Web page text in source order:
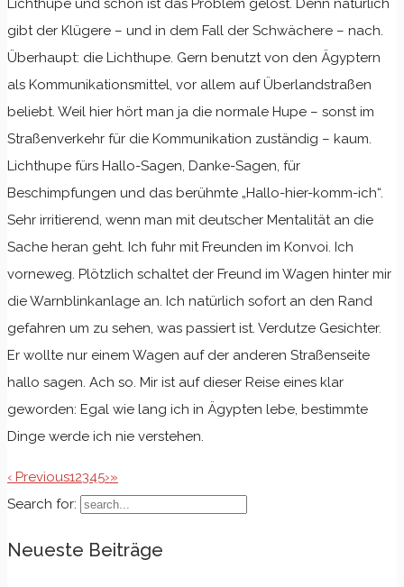
gibt der Klügere – und in dem Fall der Schwächere – nach.
Überhaupt: die Lichthupe. Gern benutzt von den Ägyptern
als Kommunikationsmittel, vor allem auf Überlandstraßen
beliebt. Weil hier hört man ja die normale Hupe – sonst im
Straßenverkehr für die Kommunikation zuständig – kaum.
Lichthupe fürs Hallo-Sagen, Danke-Sagen, für
Beschimpfungen und das berühmte „Hallo-hier-komm-ich“.
Sehr irritierend, wenn man mit deutscher Mentalität an die
Sache heran geht. Ich fuhr mit Freunden im Konvoi. Ich
vorneweg. Plötzlich schaltet der Freund im Wagen hinter mir
die Warnblinkanlage an. Ich natürlich sofort an den Rand
gefahren um zu sehen, was passiert ist. Verdutze Gesichter.
Er wollte nur einem Wagen auf der anderen Straßenseite
hallo sagen. Ach so. Mir ist auf dieser Reise eines klar
geworden: Egal wie lang ich in Ägypten lebe, bestimmte
Dinge werde ich nie verstehen.
‹ Previous12345›»
Search for:
Neueste Beiträge